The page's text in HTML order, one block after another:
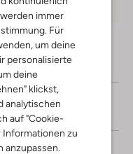
immer
Für
um deine
personalisierte
deine
klickst,
analytischen
auf "Cookie-
Informationen zu
anzupassen.